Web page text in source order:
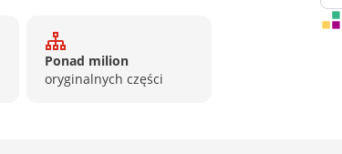
Ponad milion
oryginalnych części